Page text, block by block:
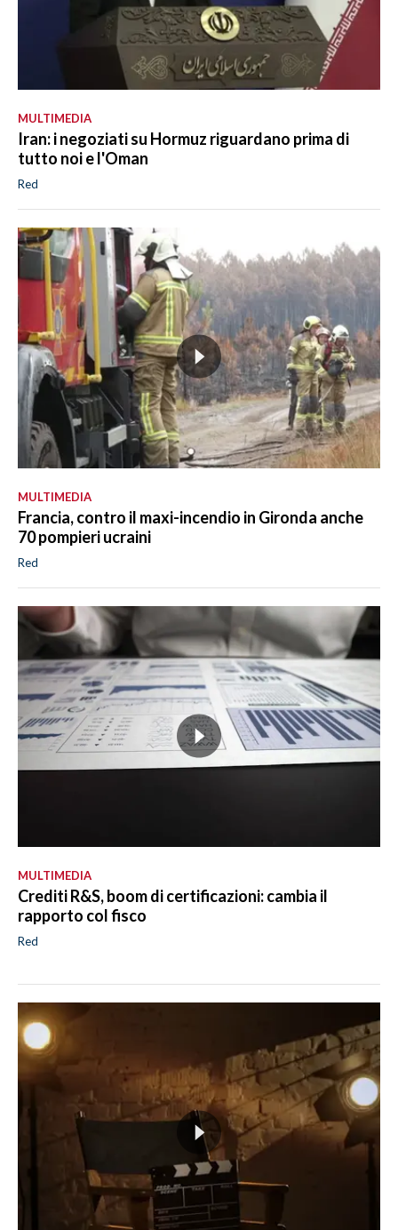
MULTIMEDIA
Iran: i negoziati su Hormuz riguardano prima di
tutto noi e l'Oman
Red
MULTIMEDIA
Francia, contro il maxi-incendio in Gironda anche
70 pompieri ucraini
Red
MULTIMEDIA
Crediti R&S, boom di certificazioni: cambia il
rapporto col fisco
Red